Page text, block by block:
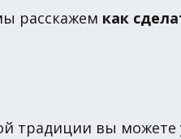
расскажем как
традиции вы